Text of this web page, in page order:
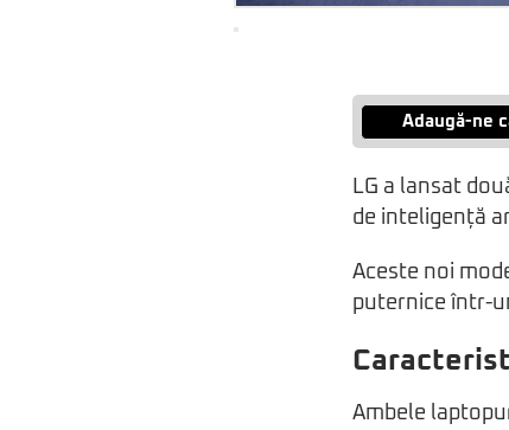
Adaugă-ne
LG a lansat
de inteligență
Aceste noi
puternice într-
Ambele